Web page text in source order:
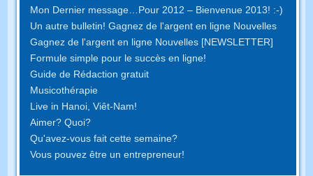
Mon Dernier message…Pour 2012 – Bienvenue 2013! :-)
Un autre bulletin! Gagnez de l'argent en ligne Nouvelles
Gagnez de l'argent en ligne Nouvelles [NEWSLETTER]
Formule simple pour le succès en ligne!
Guide de Rédaction gratuit
Musicothérapie
Live in Hanoi, Viêt-Nam!
Aimer? Quoi?
Qu'avez-vous fait cette semaine?
Vous pouvez être un entrepreneur!